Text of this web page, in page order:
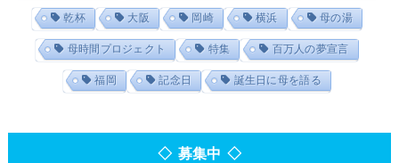
乾杯 大阪 岡崎 横浜 母の湯
母時間プロジェクト 特集 百万人の夢宣言
福岡 記念日 誕生日に母を語る
◇ 募集中 ◇